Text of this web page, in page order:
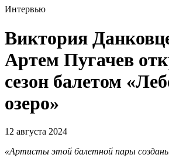
Интервью
Виктория
Артем Пугачев
сезон балетом
озеро»
12 августа 2024
«Артисты этой балетной пары